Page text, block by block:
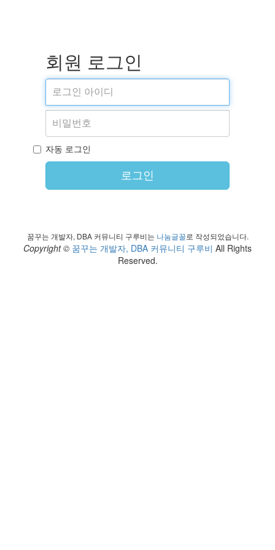
회원 로그인
자동 로그인
로그인
꿈꾸는 개발자, DBA 커뮤니티 구루비는 나눔글꼴로 작성되었습니다.
Copyright © 꿈꾸는 개발자, DBA 커뮤니티 구루비 All Rights
Reserved.